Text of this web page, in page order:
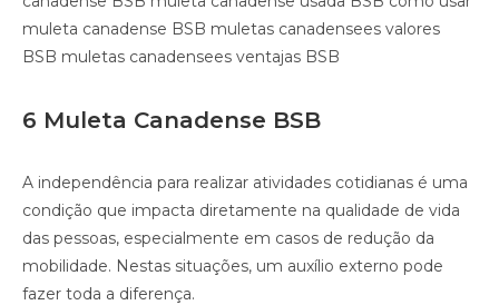
muleta canadense BSB muletas canadensees valores
BSB muletas canadensees ventajas BSB
6 Muleta Canadense BSB
A independência para realizar atividades cotidianas é uma
condição que impacta diretamente na qualidade de vida
das pessoas, especialmente em casos de redução da
mobilidade. Nestas situações, um auxílio externo pode
fazer toda a diferença.